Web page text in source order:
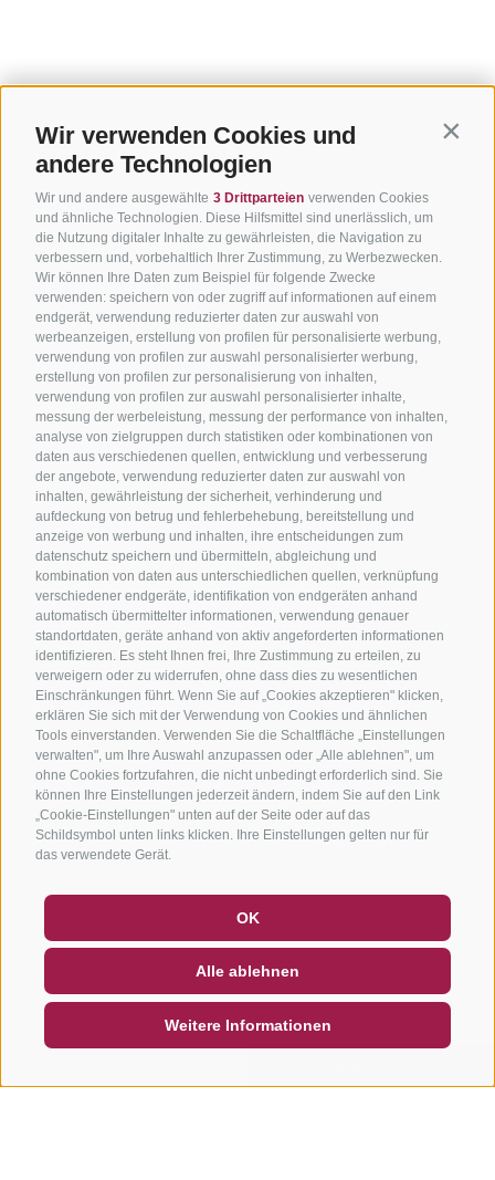
Wir verwenden Cookies und
andere Technologien
Wir und andere ausgewählte 3 Drittparteien verwenden Cookies
und ähnliche Technologien. Diese Hilfsmittel sind unerlässlich, um
die Nutzung digitaler Inhalte zu gewährleisten, die Navigation zu
verbessern und, vorbehaltlich Ihrer Zustimmung, zu Werbezwecken.
Wir können Ihre Daten zum Beispiel für folgende Zwecke
verwenden: speichern von oder zugriff auf informationen auf einem
endgerät, verwendung reduzierter daten zur auswahl von
werbeanzeigen, erstellung von profilen für personalisierte werbung,
verwendung von profilen zur auswahl personalisierter werbung,
erstellung von profilen zur personalisierung von inhalten,
verwendung von profilen zur auswahl personalisierter inhalte,
messung der werbeleistung, messung der performance von inhalten,
analyse von zielgruppen durch statistiken oder kombinationen von
daten aus verschiedenen quellen, entwicklung und verbesserung
der angebote, verwendung reduzierter daten zur auswahl von
inhalten, gewährleistung der sicherheit, verhinderung und
aufdeckung von betrug und fehlerbehebung, bereitstellung und
anzeige von werbung und inhalten, ihre entscheidungen zum
datenschutz speichern und übermitteln, abgleichung und
kombination von daten aus unterschiedlichen quellen, verknüpfung
verschiedener endgeräte, identifikation von endgeräten anhand
automatisch übermittelter informationen, verwendung genauer
standortdaten, geräte anhand von aktiv angeforderten informationen
identifizieren. Es steht Ihnen frei, Ihre Zustimmung zu erteilen, zu
verweigern oder zu widerrufen, ohne dass dies zu wesentlichen
Einschränkungen führt. Wenn Sie auf „Cookies akzeptieren" klicken,
erklären Sie sich mit der Verwendung von Cookies und ähnlichen
Tools einverstanden. Verwenden Sie die Schaltfläche „Einstellungen
verwalten", um Ihre Auswahl anzupassen oder „Alle ablehnen", um
ohne Cookies fortzufahren, die nicht unbedingt erforderlich sind. Sie
können Ihre Einstellungen jederzeit ändern, indem Sie auf den Link
„Cookie-Einstellungen" unten auf der Seite oder auf das
Schildsymbol unten links klicken. Ihre Einstellungen gelten nur für
das verwendete Gerät.
OK
Alle ablehnen
Weitere Informationen
NEWSLETTER
SOCIAL WALL WETTER